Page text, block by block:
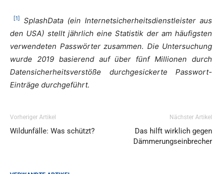
[1]
SplashData (ein Internetsicherheitsdienstleister aus
den USA) stellt jährlich eine Statistik der am häufigsten
verwendeten Passwörter zusammen. Die Untersuchung
wurde 2019 basierend auf über fünf Millionen durch
Datensicherheitsverstöße durchgesickerte Passwort-
Einträge durchgeführt.
Vorheriger Artikel
Wildunfälle: Was schützt?
Nächster Artikel
Das hilft wirklich gegen
Dämmerungseinbrecher